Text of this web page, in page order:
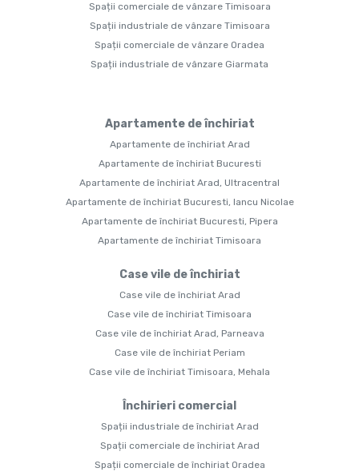
Spații comerciale de vânzare Timisoara
Spații industriale de vânzare Timisoara
Spații comerciale de vânzare Oradea
Spații industriale de vânzare Giarmata
Apartamente de închiriat
Apartamente de închiriat Arad
Apartamente de închiriat Bucuresti
Apartamente de închiriat Arad, Ultracentral
Apartamente de închiriat Bucuresti, Iancu Nicolae
Apartamente de închiriat Bucuresti, Pipera
Apartamente de închiriat Timisoara
Case vile de închiriat
Case vile de închiriat Arad
Case vile de închiriat Timisoara
Case vile de închiriat Arad, Parneava
Case vile de închiriat Periam
Case vile de închiriat Timisoara, Mehala
Închirieri comercial
Spații industriale de închiriat Arad
Spații comerciale de închiriat Arad
Spații comerciale de închiriat Oradea